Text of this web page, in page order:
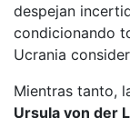
despejan
condicionando
Ucrania
Mientras tanto,
Ursula von der